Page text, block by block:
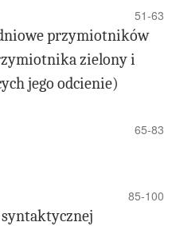
51-63
przymiotników
zielony i
jego odcienie)
65-83
85-100